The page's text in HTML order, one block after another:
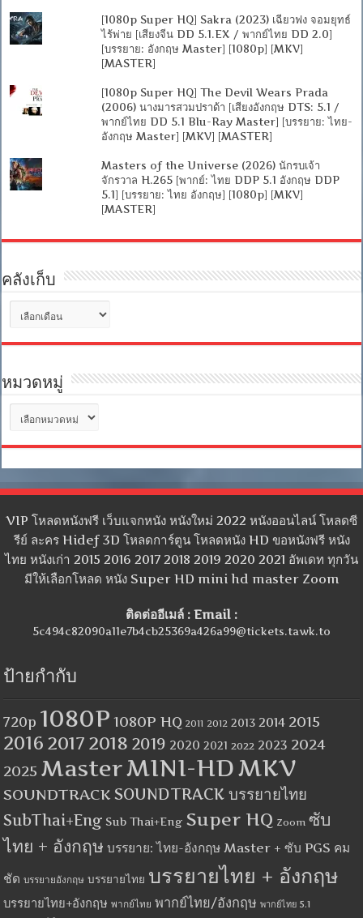
[1080p Super HQ] Sakra (2023) เฉียวฟง จอมยุทธ์
ไร้พ่าย [เสียงจีน DD 5.1.EX / พากย์ไทย DD 2.0]
[บรรยาย: อังกฤษ Master] [1080p] [MKV]
[MASTER]
[1080p Super HQ] The Devil Wears Prada
(2006) นางมารสวมปราด้า [เสียงอังกฤษ DTS: 5.1 /
พากย์ไทย DD 5.1 Blu-Ray Master] [บรรยาย: ไทย-
อังกฤษ Master] [MKV] [MASTER]
Masters of the Universe (2026) นักรบเจ้า
จักรวาล H.265 [พากย์: ไทย DDP 5.1 อังกฤษ DDP
5.1] [บรรยาย: ไทย อังกฤษ] [1080p] [MKV]
[MASTER]
คลังเก็บ
คลัง
เก็บ
หมวดหมู่
หมวด
หมู่
VIP โหลดหนังฟรี เว็บแจกหนัง หนังใหม่ 2022 หนังออนไลน์ โหลดซี
รีย์ ละคร Hidef 3D โหลดการ์ตูน โหลดหนัง HD ขอหนังฟรี หนัง
ไทย หนังเก่า 2015 2016 2017 2018 2019 2020 2021 อัพเดท ทุกวัน
มีให้เลือกโหลด หนัง Super HD mini hd master Zoom
ติดต่ออีเมล์ : Email :
5c494c82090a11e7b4cb25369a426a99@tickets.tawk.to
ป้ายกำกับ
720p 1080P 1080P HQ 2011 2012 2013 2014 2015
2016 2017 2018 2019 2020 2021 2022 2023 2024
2025 MasterMINI-HDMKV
SOUNDTRACK SOUNDTRACK บรรยายไทย
SubThai+Eng Sub Thai+Eng Super HQ Zoom ซับ
ไทย + อังกฤษ บรรยาย: ไทย-อังกฤษ Master + ซับ PGS คม
ชัด บรรยายอังกฤษ บรรยายไทย บรรยายไทย + อังกฤษ
บรรยายไทย+อังกฤษ พากย์ไทย พากย์ไทย/อังกฤษ พากย์ไทย 5.1